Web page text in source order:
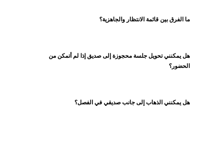
ما الفرق بين قائمة الانتظار والجاهزية؟
هل يمكنني تحويل جلسة محجوزة إلى صديق إذا لم أتمكن من
الحضور؟
هل يمكنني الذهاب إلى جانب صديقي في الفصل؟